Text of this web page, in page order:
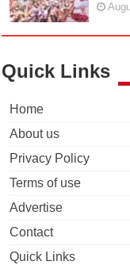
Quick Links
Home
About us
Privacy Policy
Terms of use
Advertise
Contact
Quick Links